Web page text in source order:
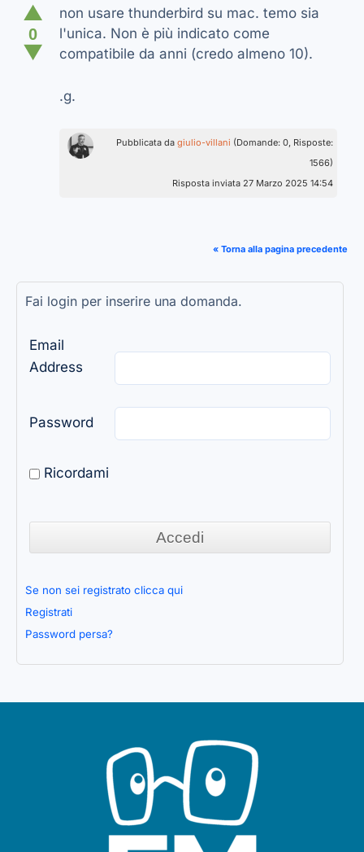
▲
0
▼
non usare thunderbird su mac. temo sia
l'unica. Non è più indicato come
compatibile da anni (credo almeno 10).
.g.
Pubblicata da giulio-villani (Domande: 0, Risposte:
1566)
Risposta inviata 27 Marzo 2025 14:54
« Torna alla pagina precedente
Fai login per inserire una domanda.
Email
Address
Password
Ricordami
Se non sei registrato clicca qui
Registrati
Password persa?